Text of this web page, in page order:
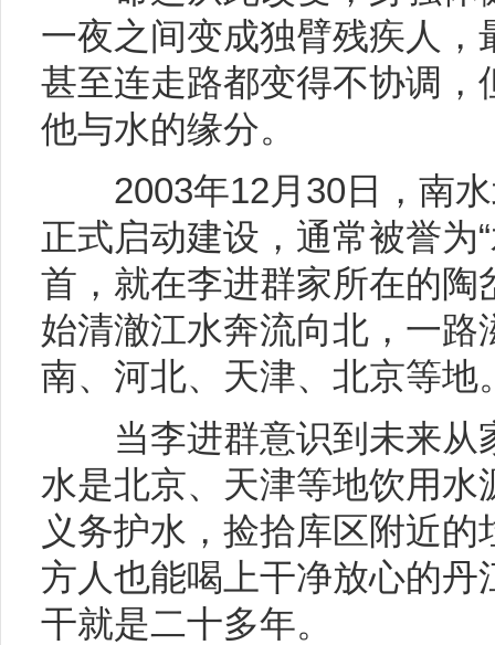
一夜之间变成独臂残疾人，
甚至连走路都变得不协调，
他与水的缘分。
2003年12月30日，南水
正式启动建设，通常被誉为
首，就在李进群家所在的陶
始清澈江水奔流向北，一路
南、河北、天津、北京等地
当李进群意识到未来从
水是北京、天津等地饮用水
义务护水，捡拾库区附近的
方人也能喝上干净放心的丹
干就是二十多年。